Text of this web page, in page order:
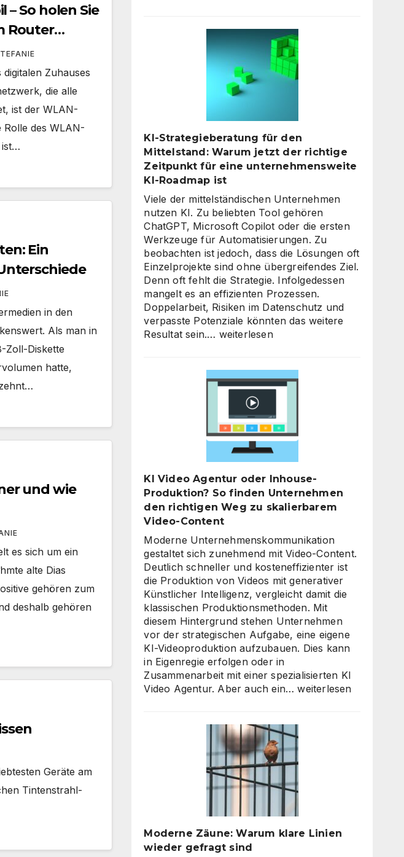
– So holen Sie
Router
Zuhauses
die alle
ist der WLAN-
Rolle des WLAN-
ist…
Ein
in den
Als man in
Zoll-Diskette
hatte,
und wie
es sich um ein
alte Dias
gehören zum
deshalb gehören
Geräte am
Tintenstrahl-
Wie
digitale
Assistenten
die
Kundenkommunikation
auf
Level
heben
KI-Strategieberatung für den
Mittelstand: Warum jetzt der richtige
Zeitpunkt für eine unternehmensweite
KI-Roadmap ist
Viele der mittelständischen Unternehmen
nutzen KI. Zu beliebten Tool gehören
ChatGPT, Microsoft Copilot oder die ersten
Werkzeuge für Automatisierungen. Zu
beobachten ist jedoch, dass die Lösungen oft
Einzelprojekte sind ohne übergreifendes Ziel.
Denn oft fehlt die Strategie. Infolgedessen
mangelt es an effizienten Prozessen.
Doppelarbeit, Risiken im Datenschutz und
verpasste Potenziale könnten das weitere
Resultat sein.… KI-
Mittelstand:
Warum
jetzt
der
richtige
Zeitpunkt
eine
unternehmensweite
KI-
Roadmap
ist
weiterlesen
KI Video Agentur oder Inhouse-
Produktion? So finden Unternehmen
den richtigen Weg zu skalierbarem
Video-Content
Moderne Unternehmenskommunikation
gestaltet sich zunehmend mit Video-Content.
Deutlich schneller und kosteneffizienter ist
die Produktion von Videos mit generativer
Künstlicher Intelligenz, vergleicht damit die
klassischen Produktionsmethoden. Mit
diesem Hintergrund stehen Unternehmen
vor der strategischen Aufgabe, eine eigene
KI-Videoproduktion aufzubauen. Dies kann
in Eigenregie erfolgen oder in
Zusammenarbeit mit einer spezialisierten KI
Video Agentur. Aber auch ein…KI
Inhouse-
finden
Unternehmen
Weg
weiterlesen
Moderne Zäune: Warum klare Linien
wieder gefragt sind